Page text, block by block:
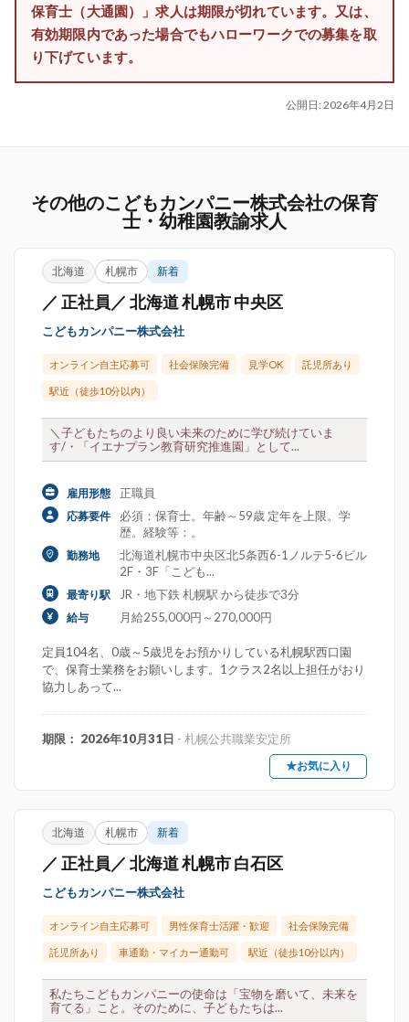
保育士（大通園）」求人は期限が切れています。又は、
有効期限内であった場合でもハローワークでの募集を取
り下げています。
公開日: 2026年4月2日
その他のこどもカンパニー株式会社の保育
士・幼稚園教諭求人
北海道 札幌市 新着
／ 正社員／ 北海道 札幌市 中央区
こどもカンパニー株式会社
オンライン自主応募可 社会保険完備 見学OK 託児所あり
駅近（徒歩10分以内）
＼子どもたちのより良い未来のために学び続けていま
す/・「イエナプラン教育研究推進園」として...
雇用形態 正職員
応募要件
必須：保育士。年齢～59歳 定年を上限。学
歴。経験等：。
勤務地
北海道札幌市中央区北5条西6-1ノルテ5-6ビル
2F・3F「こども...
最寄り駅 JR・地下鉄 札幌駅 から徒歩で3分
給与 月給255,000円～270,000円
定員104名、0歳～5歳児をお預かりしている札幌駅西口園
で、保育士業務をお願いします。1クラス2名以上担任がおり
協力しあって...
期限： 2026年10月31日 - 札幌公共職業安定所
★お気に入り
北海道 札幌市 新着
／ 正社員／ 北海道 札幌市 白石区
こどもカンパニー株式会社
オンライン自主応募可 男性保育士活躍・歓迎 社会保険完備
託児所あり 車通勤・マイカー通勤可 駅近（徒歩10分以内）
私たちこどもカンパニーの使命は「宝物を磨いて、未来を
育てる」こと。そのために、子どもたちは...